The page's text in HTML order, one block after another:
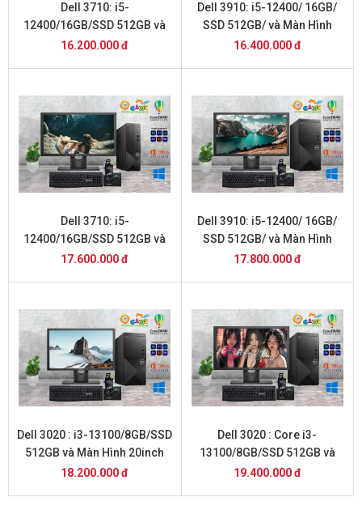
Dell 3710: i5-
12400/16GB/SSD 512GB và
Màn Hình 20inch
16.200.000 đ
Dell 3910: i5-12400/ 16GB/
SSD 512GB/ và Màn Hình
20inch
16.400.000 đ
Dell 3710: i5-
12400/16GB/SSD 512GB và
Màn Hình 22inch
17.600.000 đ
Dell 3910: i5-12400/ 16GB/
SSD 512GB/ và Màn Hình
22inch
17.800.000 đ
Dell 3020 : i3-13100/8GB/SSD
512GB và Màn Hình 20inch
18.200.000 đ
Dell 3020 : Core i3-
13100/8GB/SSD 512GB và
Màn Hình 22inch
19.400.000 đ